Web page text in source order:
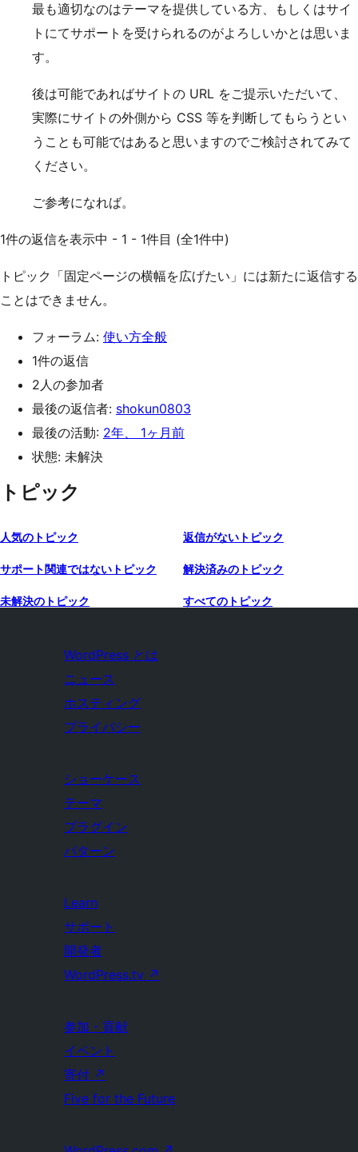
最も適切なのはテーマを提供している方、もしくはサイ
トにてサポートを受けられるのがよろしいかとは思いま
す。
後は可能であればサイトの URL をご提示いただいて、
実際にサイトの外側から CSS 等を判断してもらうとい
うことも可能ではあると思いますのでご検討されてみて
ください。
ご参考になれば。
1件の返信を表示中 - 1 - 1件目 (全1件中)
トピック「固定ページの横幅を広げたい」には新たに返信する
ことはできません。
フォーラム: 使い方全般
1件の返信
2人の参加者
最後の返信者: shokun0803
最後の活動: 2年、 1ヶ月前
状態: 未解決
トピック
人気のトピック 返信がないトピック
サポート関連ではないトピック 解決済みのトピック
未解決のトピック すべてのトピック
WordPress とは
ニュース
ホスティング
プライバシー
ショーケース
テーマ
プラグイン
パターン
Learn
サポート
開発者
WordPress.tv ↗
参加・貢献
イベント
寄付 ↗
Five for the Future